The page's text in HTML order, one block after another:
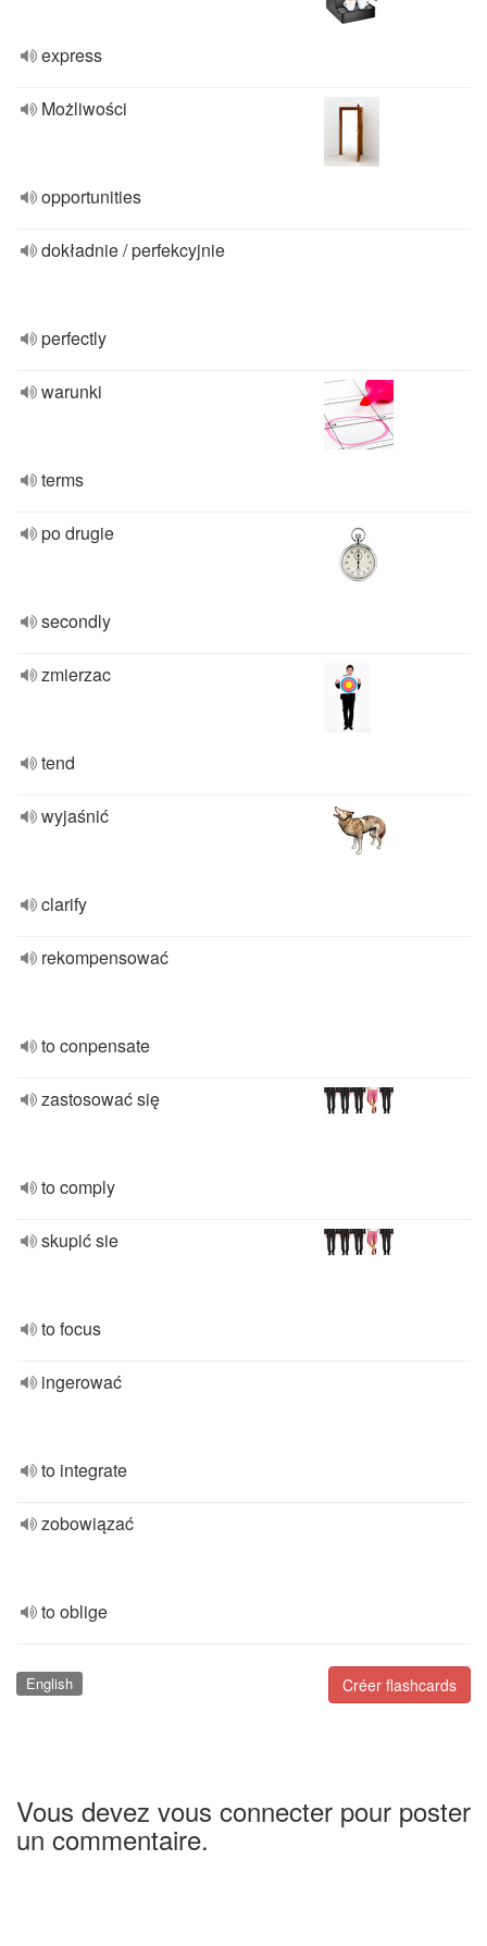
express
Możliwości
opportunities
dokładnie / perfekcyjnie
perfectly
warunki
terms
po drugie
secondly
zmierzac
tend
wyjaśnić
clarify
rekompensować
to conpensate
zastosować się
to comply
skupić sie
to focus
ingerować
to integrate
zobowiązać
to oblige
Créer flashcards
English
Vous devez vous connecter pour poster
un commentaire.